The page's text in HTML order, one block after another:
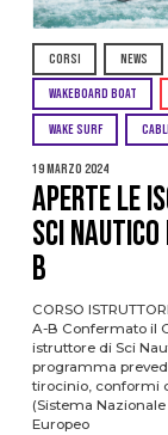
CORSI NEWS
WAKEBOARD BOAT
WAKE SURF
19 Marzo 2024
APERTE LE
SCI
B
CORSO
A-B Confermato il
istruttore di Sci
programma
tirocinio, conformi
(Sistema
Europeo